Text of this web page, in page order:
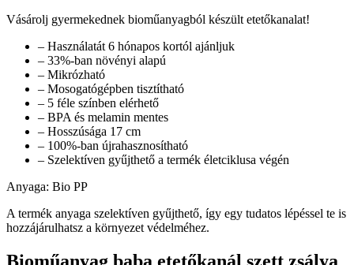
Vásárolj gyermekednek bioműanyagból készült etetőkanalat!
– Használatát 6 hónapos kortól ajánljuk
– 33%-ban növényi alapú
– Mikrózható
– Mosogatógépben tisztítható
– 5 féle színben elérhető
– BPA és melamin mentes
– Hosszúsága 17 cm
– 100%-ban újrahasznosítható
– Szelektíven gyűjthető a termék életciklusa végén
Anyaga: Bio PP
A termék anyaga szelektíven gyűjthető, így egy tudatos lépéssel te is
hozzájárulhatsz a környezet védelméhez.
Bioműanyag baba etetőkanál szett zsálya